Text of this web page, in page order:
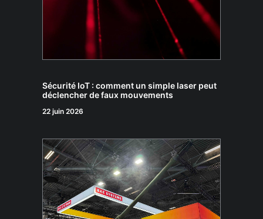
Sécurité IoT : comment un simple laser peut
déclencher de faux mouvements
22 juin 2026